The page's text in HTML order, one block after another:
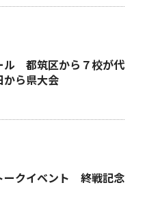
ル 都筑区から７校が代
ら県大会
ークイベント 終戦記念